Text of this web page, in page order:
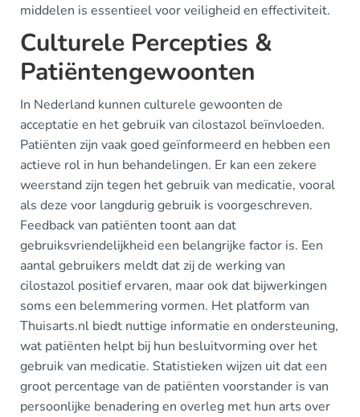
middelen is essentieel voor veiligheid en effectiviteit.
Culturele Percepties &
Patiëntengewoonten
In Nederland kunnen culturele gewoonten de
acceptatie en het gebruik van cilostazol beïnvloeden.
Patiënten zijn vaak goed geïnformeerd en hebben een
actieve rol in hun behandelingen. Er kan een zekere
weerstand zijn tegen het gebruik van medicatie, vooral
als deze voor langdurig gebruik is voorgeschreven.
Feedback van patiënten toont aan dat
gebruiksvriendelijkheid een belangrijke factor is. Een
aantal gebruikers meldt dat zij de werking van
cilostazol positief ervaren, maar ook dat bijwerkingen
soms een belemmering vormen. Het platform van
Thuisarts.nl biedt nuttige informatie en ondersteuning,
wat patiënten helpt bij hun besluitvorming over het
gebruik van medicatie. Statistieken wijzen uit dat een
groot percentage van de patiënten voorstander is van
persoonlijke benadering en overleg met hun arts over